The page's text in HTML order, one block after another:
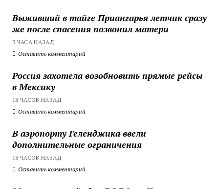
Выживший в тайге Приангарья летчик сразу
же после спасения позвонил матери
3 ЧАСА НАЗАД
Оставить комментарий
Россия захотела возобновить прямые рейсы
в Мексику
18 ЧАСОВ НАЗАД
Оставить комментарий
В аэропорту Геленджика ввели
дополнительные ограничения
18 ЧАСОВ НАЗАД
Оставить комментарий